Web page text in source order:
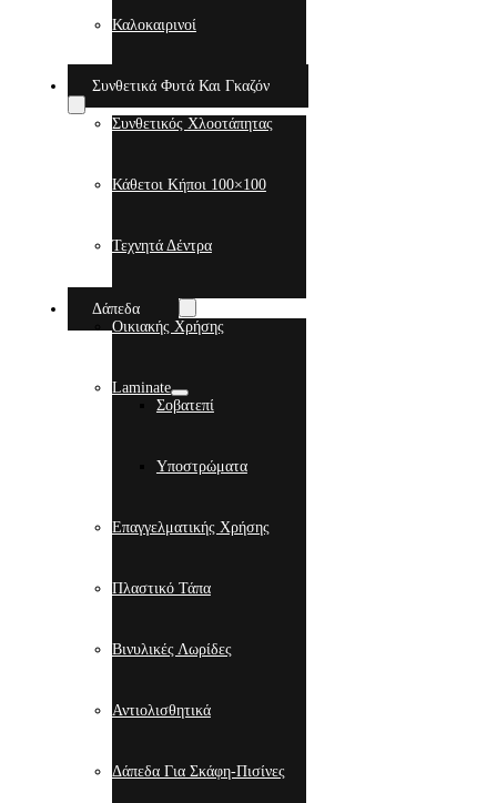
Καλοκαιρινοί
Συνθετικά Φυτά Και Γκαζόν
Συνθετικός Χλοοτάπητας
Κάθετοι Κήποι 100×100
Τεχνητά Δέντρα
Δάπεδα
Οικιακής Χρήσης
Laminate
Σοβατεπί
Υποστρώματα
Επαγγελματικής Χρήσης
Πλαστικό Τάπα
Βινυλικές Λωρίδες
Αντιολισθητικά
Δάπεδα Για Σκάφη-Πισίνες